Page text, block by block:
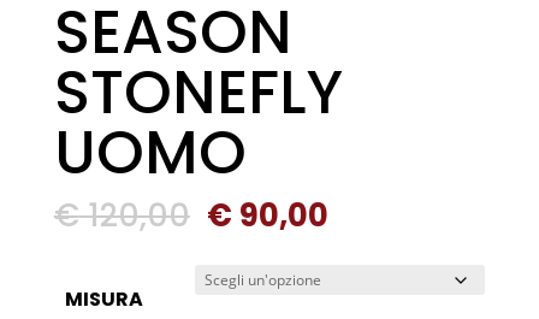
SEASON
STONEFLY
UOMO
€120,00 Il
originale
€ 90,00Il
MISURA